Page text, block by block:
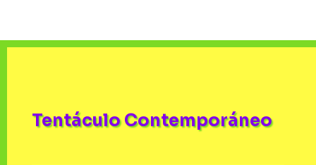
Tentáculo Contemporáneo